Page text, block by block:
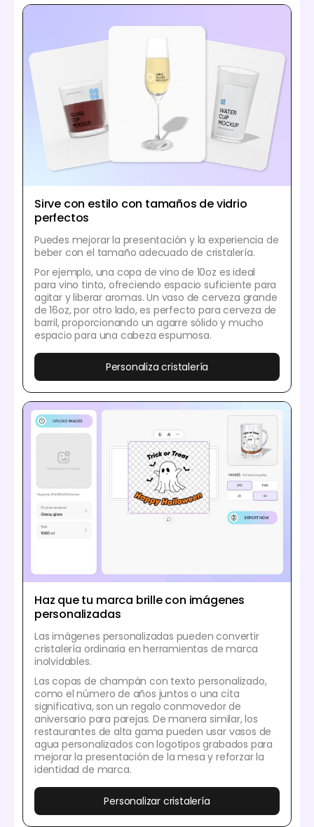
Sirve con estilo con tamaños de vidrio
perfectos
Puedes mejorar la presentación y la experiencia de
beber con el tamaño adecuado de cristalería.
Por ejemplo, una copa de vino de 10oz es ideal
para vino tinto, ofreciendo espacio suficiente para
agitar y liberar aromas. Un vaso de cerveza grande
de 16oz, por otro lado, es perfecto para cerveza de
barril, proporcionando un agarre sólido y mucho
espacio para una cabeza espumosa.
Personaliza cristalería
Haz que tu marca brille con imágenes
personalizadas
Las imágenes personalizadas pueden convertir
cristalería ordinaria en herramientas de marca
inolvidables.
Las copas de champán con texto personalizado,
como el número de años juntos o una cita
significativa, son un regalo conmovedor de
aniversario para parejas. De manera similar, los
restaurantes de alta gama pueden usar vasos de
agua personalizados con logotipos grabados para
mejorar la presentación de la mesa y reforzar la
identidad de marca.
Personalizar cristalería